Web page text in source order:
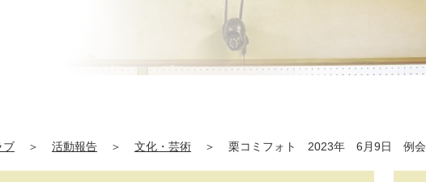
ブ ＞ 活動報告 ＞ 文化・芸術 ＞ 栗コミフォト 2023年 6月9日 例会